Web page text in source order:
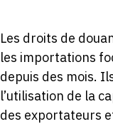
Les droits de
les importations
depuis des mois.
l’utilisation de la
des exportateurs